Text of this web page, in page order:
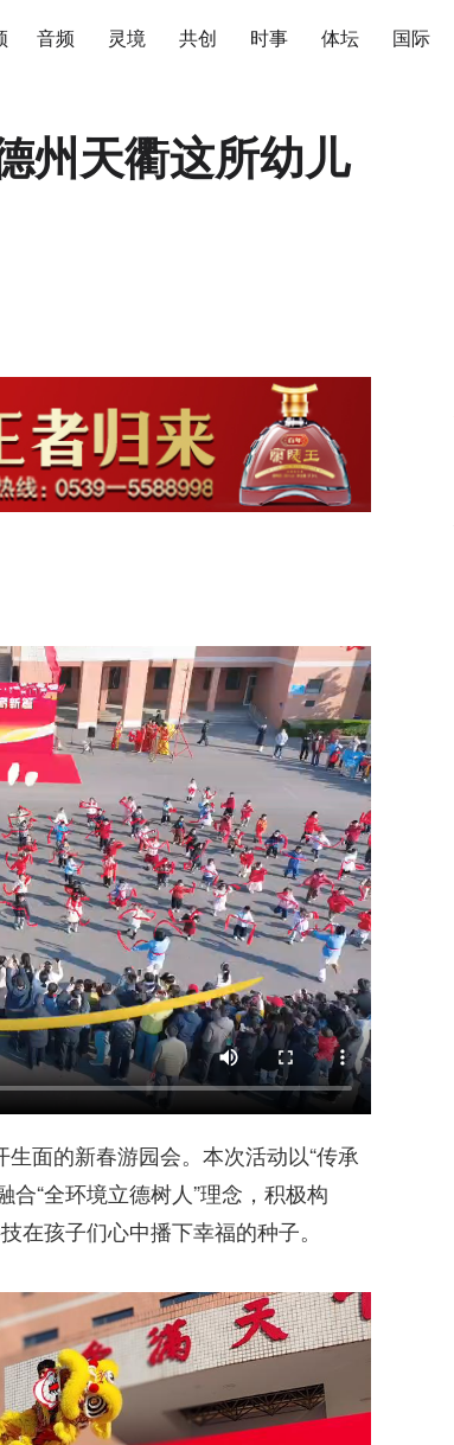
音频 灵境 共创 时事 体坛 国际
州天衢这所幼儿
面的新春游园会。本次活动以“传承
“全环境立德树人”理念，积极构
在孩子们心中播下幸福的种子。